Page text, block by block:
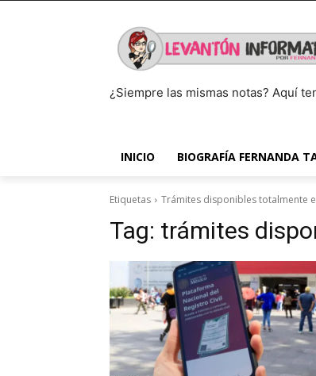
¿Siempre las mismas notas? Aquí
INICIO BIOGRAFÍA FERNANDA
Etiquetas Trámites disponibles totalmente
Tag: trámites